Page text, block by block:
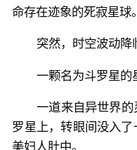
命存在迹象的死寂星球。
突然，时空波动降
一颗名为斗罗星的
一道来自异世界
罗星上，转眼间没入
美妇人肚中。